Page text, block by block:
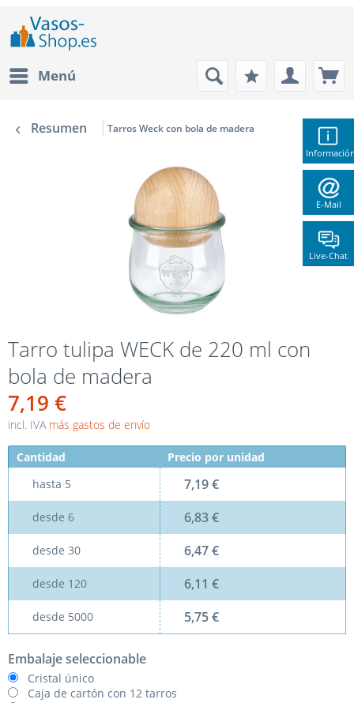
E-Mail
Live-Chat
Menú
Resumen Tarros Weck con bola de madera
Tarro tulipa WECK de 220 ml con
bola de madera
7,19 €
incl. IVA más gastos de envío
Cantidad
Precio por unidad
hasta 5 7,19 €
desde 6 6,83 €
desde 30 6,47 €
desde 120 6,11 €
desde 5000 5,75 €
Embalaje seleccionable
Cristal único
Caja de cartón con 12 tarros